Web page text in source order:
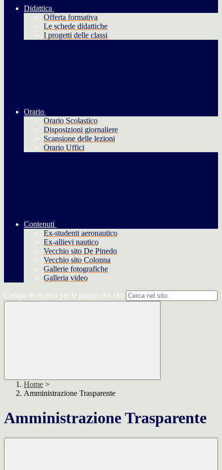
Didattica
Offerta formativa
Le schede didattiche
I progetti delle classi
Orario
Orario Scolastico
Disposizioni giornaliere
Scansione delle lezioni
Orario Uffici
Contenuti
Ex-studenti aeronautico
Ex-allievi nautico
Vecchio sito De Pinedo
Vecchio sito Colonna
Gallerie fotografiche
Galleria video
Campo di ricerca per le pagine del sito
Home >
Amministrazione Trasparente
Amministrazione Trasparente